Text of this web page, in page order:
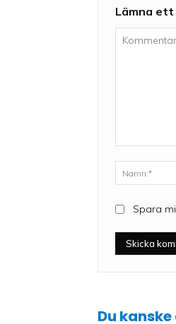
Lämna ett
Spara
Du